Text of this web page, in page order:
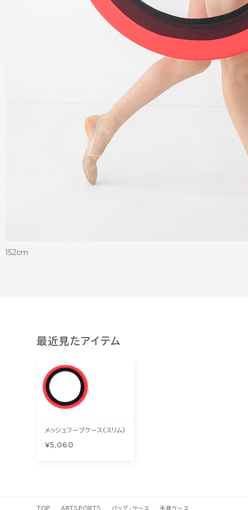
152cm
最近見たアイテム
メッシュフープケース(スリム)
¥5,060
TOP ARTSPORTS バッグ・ケース 手具ケース